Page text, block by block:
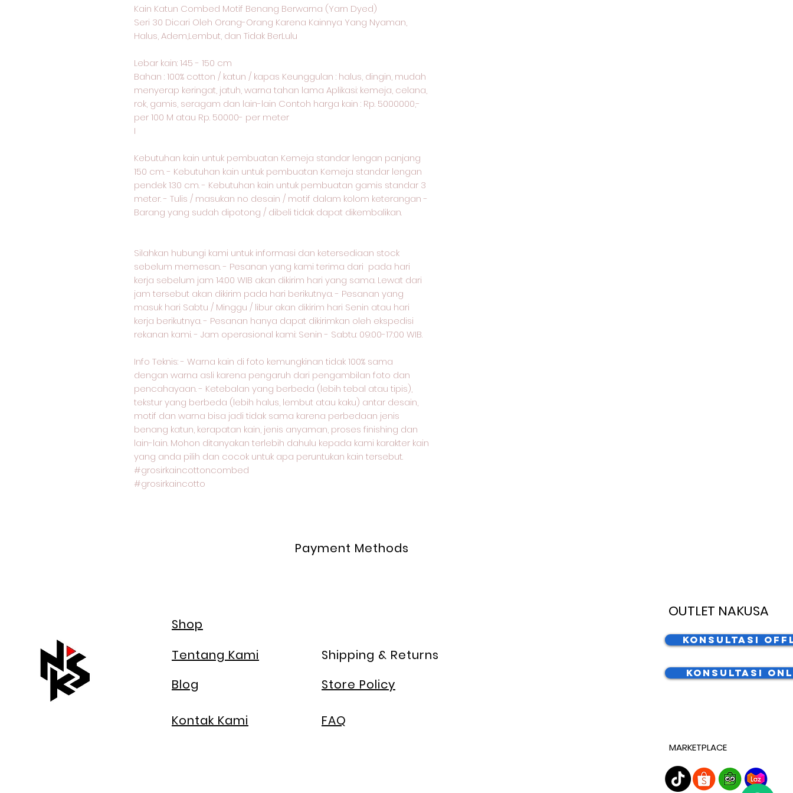
Kain Katun Combed Motif Benang Berwarna (Yarn Dyed)
Seri 30 Dicari Oleh Orang-Orang Karena Kainnya Yang Nyaman,
Halus, Adem,Lembut, dan Tidak BerLulu
Lebar kain: 145 - 150 cm
Bahan : 100% cotton / katun / kapas Keunggulan : halus, dingin, mudah
menyerap keringat, jatuh, warna tahan lama Aplikasi: kemeja, celana,
rok, gamis, seragam dan lain-lain Contoh harga kain : Rp. 5000000,-
per 100 M atau Rp. 50000- per meter
I
Kebutuhan kain untuk pembuatan Kemeja standar lengan panjang
150 cm. - Kebutuhan kain untuk pembuatan Kemeja standar lengan
pendek 130 cm. - Kebutuhan kain untuk pembuatan gamis standar 3
meter. - Tulis / masukan no desain / motif dalam kolom keterangan -
Barang yang sudah dipotong / dibeli tidak dapat dikembalikan.
Silahkan hubungi kami untuk informasi dan ketersediaan stock
sebelum memesan. - Pesanan yang kami terima dari pada hari
kerja sebelum jam 14:00 WIB akan dikirim hari yang sama. Lewat dari
jam tersebut akan dikirim pada hari berikutnya. - Pesanan yang
masuk hari Sabtu / Minggu / libur akan dikirim hari Senin atau hari
kerja berikutnya. - Pesanan hanya dapat dikirimkan oleh ekspedisi
rekanan kami. - Jam operasional kami: Senin - Sabtu: 09:00-17:00 WIB.
Info Teknis: - Warna kain di foto kemungkinan tidak 100% sama
dengan warna asli karena pengaruh dari pengambilan foto dan
pencahayaan. - Ketebalan yang berbeda (lebih tebal atau tipis),
tekstur yang berbeda (lebih halus, lembut atau kaku) antar desain,
motif dan warna bisa jadi tidak sama karena perbedaan jenis
benang katun, kerapatan kain, jenis anyaman, proses finishing dan
lain-lain. Mohon ditanyakan terlebih dahulu kepada kami karakter kain
yang anda pilih dan cocok untuk apa peruntukan kain tersebut.
#grosirkaincottoncombed
#grosirkaincotto
Payment Methods
Shop
Tentang Kami
Blog
Kontak Kami
Shipping & Returns
Store Policy
FAQ
OUTLET NAKUSA
Konsultasi
Konsultasi
MARKETPLACE